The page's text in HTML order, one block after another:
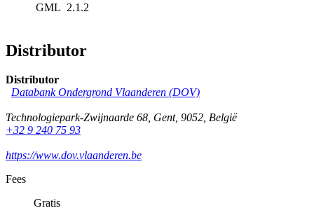
GML 2.1.2
Distributor
Distributor
Databank Ondergrond Vlaanderen (DOV)
Technologiepark-Zwijnaarde 68, Gent, 9052, België
+32 9 240 75 93
https://www.dov.vlaanderen.be
Fees
Gratis